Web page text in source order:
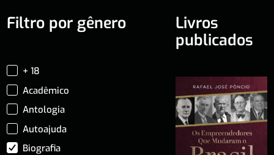
Filtro por gênero
+ 18
Acadêmico
Antologia
Autoajuda
Biografia
Livros
publicados